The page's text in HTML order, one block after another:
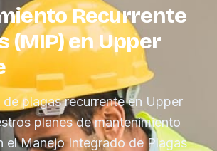
Recurrente
(MIP) en Upper
plagas recurrente en Upper
planes de mantenimiento
el Manejo Integrado de Plagas